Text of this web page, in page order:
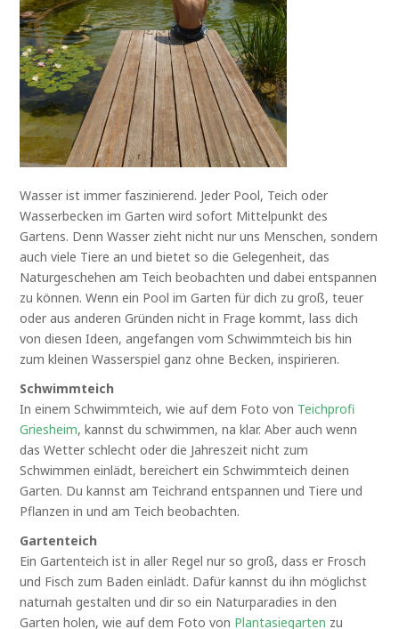
Wasser ist immer faszinierend. Jeder Pool, Teich oder
Wasserbecken im Garten wird sofort Mittelpunkt des
Gartens. Denn Wasser zieht nicht nur uns Menschen, sondern
auch viele Tiere an und bietet so die Gelegenheit, das
Naturgeschehen am Teich beobachten und dabei entspannen
zu können. Wenn ein Pool im Garten für dich zu groß, teuer
oder aus anderen Gründen nicht in Frage kommt, lass dich
von diesen Ideen, angefangen vom Schwimmteich bis hin
zum kleinen Wasserspiel ganz ohne Becken, inspirieren.
Schwimmteich
In einem Schwimmteich, wie auf dem Foto von Teichprofi
Griesheim, kannst du schwimmen, na klar. Aber auch wenn
das Wetter schlecht oder die Jahreszeit nicht zum
Schwimmen einlädt, bereichert ein Schwimmteich deinen
Garten. Du kannst am Teichrand entspannen und Tiere und
Pflanzen in und am Teich beobachten.
Gartenteich
Ein Gartenteich ist in aller Regel nur so groß, dass er Frosch
und Fisch zum Baden einlädt. Dafür kannst du ihn möglichst
naturnah gestalten und dir so ein Naturparadies in den
Garten holen, wie auf dem Foto von Plantasiegarten zu